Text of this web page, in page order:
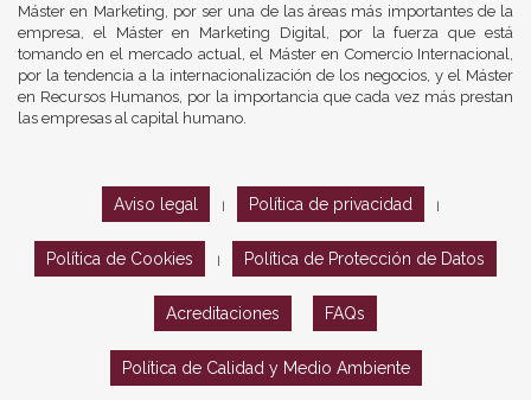
Máster en Marketing, por ser una de las áreas más importantes de la
empresa, el Máster en Marketing Digital, por la fuerza que está
tomando en el mercado actual, el Máster en Comercio Internacional,
por la tendencia a la internacionalización de los negocios, y el Máster
en Recursos Humanos, por la importancia que cada vez más prestan
las empresas al capital humano.
Aviso legal Política de privacidad
Política de Cookies Política de Protección de Datos
Acreditaciones FAQs
Política de Calidad y Medio Ambiente